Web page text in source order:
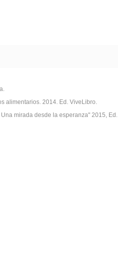
alimentarios. 2014. Ed. ViveLibro.
mirada desde la esperanza" 2015,